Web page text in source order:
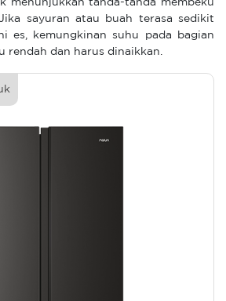
menunjukkan tanda-tanda membeku
sayuran atau buah terasa sedikit
es, kemungkinan suhu pada bagian
rendah dan harus dinaikkan.